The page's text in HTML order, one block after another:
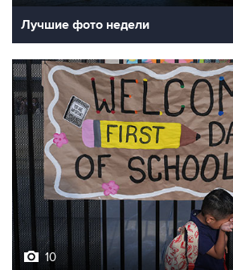
Лучшие фото недели
10